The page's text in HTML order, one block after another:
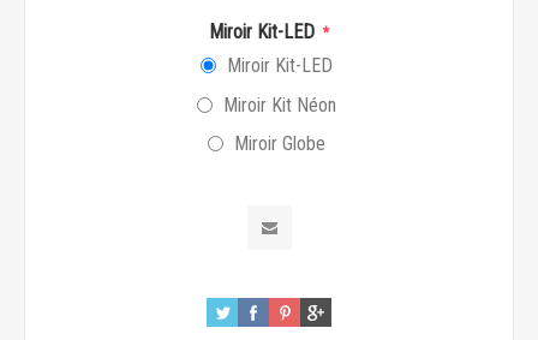
Miroir Kit-LED *
Miroir Kit-LED
Miroir Kit Néon
Miroir Globe